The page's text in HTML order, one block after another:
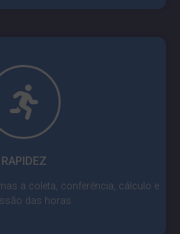
RAPIDEZ
a coleta, conferência, cálculo e
das horas.